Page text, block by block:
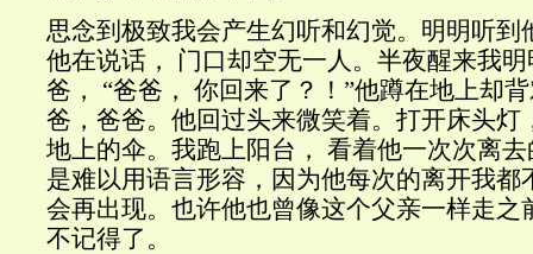
思念到极致我会产生幻听和幻觉。明明听到
他在说话， 门口却空无一人。半夜醒来我
爸， “爸爸， 你回来了？！”他蹲在地上却
爸，爸爸。他回过头来微笑着。打开床头灯
地上的伞。我跑上阳台， 看着他一次次离
是难以用语言形容，因为他每次的离开我都
会再出现。也许他也曾像这个父亲一样走之
不记得了。